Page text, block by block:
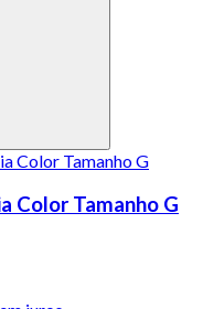
Color Tamanho G